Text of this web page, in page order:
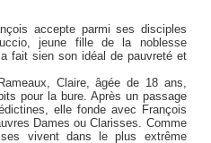
accepte parmi ses disciples
jeune fille de la noblesse
fait sien son idéal de pauvreté et
Claire, âgée de 18 ans,
pour la bure. Après un passage
elle fonde avec François
Dames ou Clarisses. Comme
vivent dans le plus extrême